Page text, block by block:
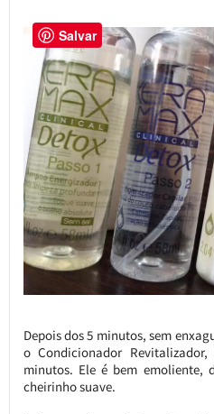
Depois dos 5 minutos, sem
o Condicionador
minutos. Ele é bem emoliente,
cheirinho suave.
Salvar